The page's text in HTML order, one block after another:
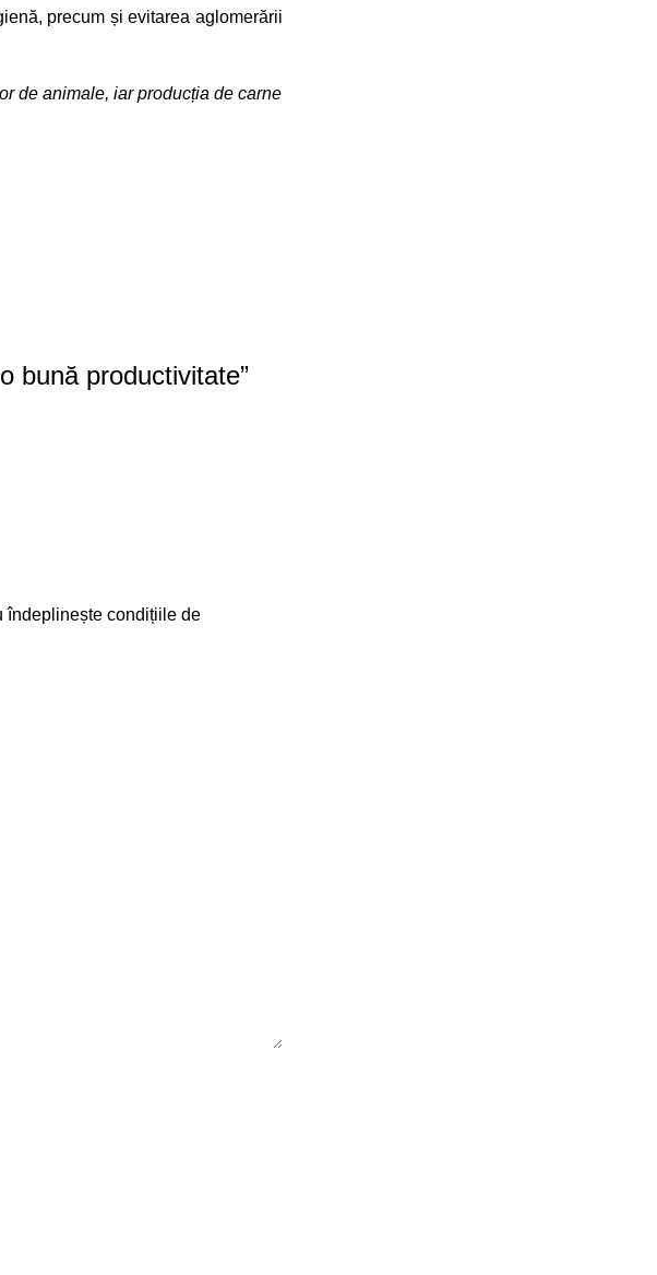
precum și evitarea aglomerării
de animale, iar producția de carne
bună productivitate”
îndeplinește condițiile de